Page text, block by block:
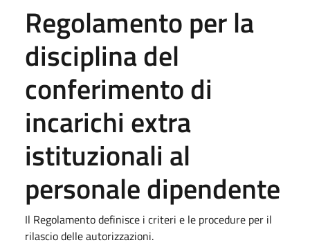
Regolamento per la
disciplina del
conferimento di
incarichi extra
istituzionali al
personale dipendente
Il Regolamento definisce i criteri e le procedure per il
rilascio delle autorizzazioni.